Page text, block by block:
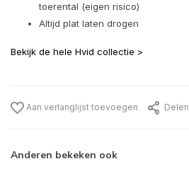
toerental (eigen risico)
Altijd plat laten drogen
Bekijk de hele Hvid collectie >
Aan verlanglijst toevoegen Delen
Anderen bekeken ook